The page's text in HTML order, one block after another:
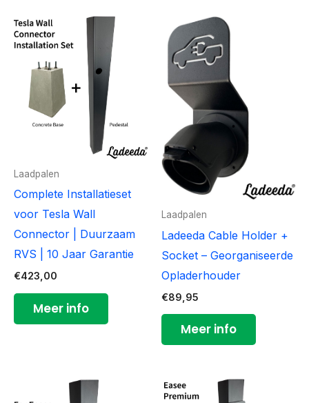
Laadpalen
Complete Installatieset
voor Tesla Wall
Connector | Duurzaam
RVS | 10 Jaar Garantie
€423,00
Meer info
Laadpalen
Ladeeda Cable Holder +
Socket – Georganiseerde
Opladerhouder
€89,95
Meer info